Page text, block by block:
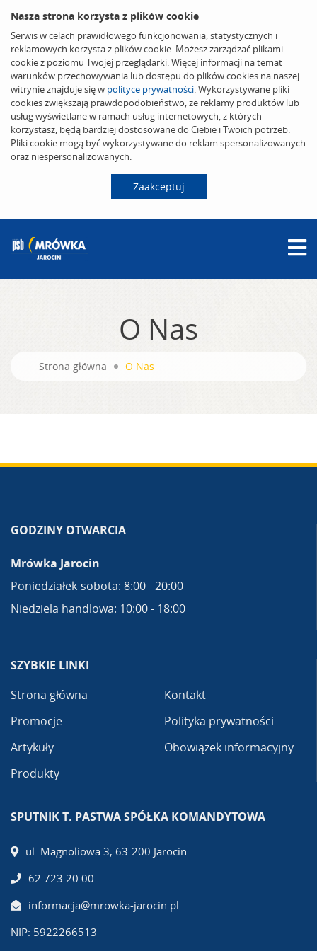
Nasza strona korzysta z plików cookie
Serwis w celach prawidłowego funkcjonowania, statystycznych i
reklamowych korzysta z plików cookie. Możesz zarządzać plikami
cookie z poziomu Twojej przeglądarki. Więcej informacji na temat
warunków przechowywania lub dostępu do plików cookies na naszej
witrynie znajduje się w polityce prywatności. Wykorzystywane pliki
cookies zwiększają prawdopodobieństwo, że reklamy produktów lub
usług wyświetlane w ramach usług internetowych, z których
korzystasz, będą bardziej dostosowane do Ciebie i Twoich potrzeb.
Pliki cookie mogą być wykorzystywane do reklam spersonalizowanych
oraz niespersonalizowanych.
Zaakceptuj
O Nas
Strona główna O Nas
GODZINY OTWARCIA
Mrówka Jarocin
Poniedziałek-sobota: 8:00 - 20:00
Niedziela handlowa: 10:00 - 18:00
SZYBKIE LINKI
Strona główna
Promocje
Artykuły
Produkty
Kontakt
Polityka prywatności
Obowiązek informacyjny
SPUTNIK T. PASTWA SPÓŁKA KOMANDYTOWA
ul. Magnoliowa 3, 63-200 Jarocin
62 723 20 00
informacja@mrowka-jarocin.pl
NIP: 5922266513